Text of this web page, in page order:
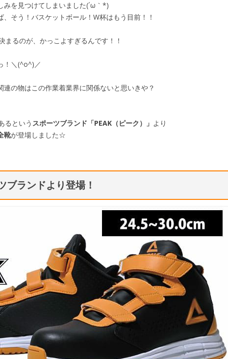
みを見つけてしまいました(´ω｀*)
そう！バスケットボール！W杯はもう目前！！
まるのが、かっこよすぎるんです！！
！＼(^o^)／
連の物はこの作業着業界に関係ないと思いきや？
るという スポーツブランド「PEAK（ピーク）」 より
靴が登場しました☆
ブランドより登場！